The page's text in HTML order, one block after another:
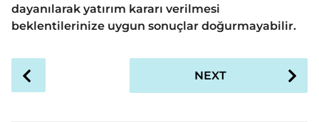
dayanılarak yatırım kararı verilmesi
beklentilerinize uygun sonuçlar doğurmayabilir.
NEXT